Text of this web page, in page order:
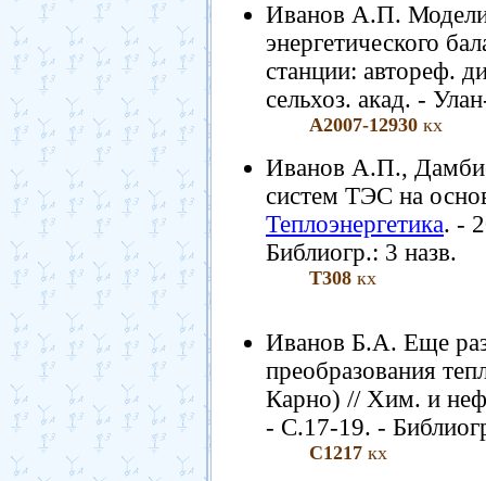
Иванов А.П.
энергетического
станции: автореф.
сельхоз. акад. -
А2007-12930 кх
Иванов А.П.,
систем ТЭС на
Теплоэнергетика. -
Библиогр.: 3 назв.
Т308 кх
Иванов Б.А. Еще
преобразования
Карно) // Хим. и
- С.17-19. -
С1217 кх